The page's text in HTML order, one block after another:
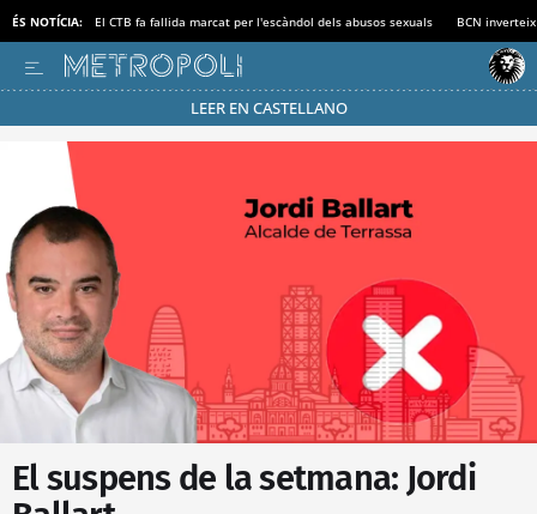
ÉS NOTÍCIA: El CTB fa fallida marcat per l'escàndol dels abusos sexuals BCN
LEER EN CASTELLANO
Passa’t al mode estalvi
El suspens de la setmana: Jordi